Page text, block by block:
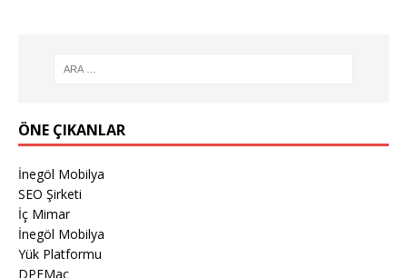
ÖNE ÇIKANLAR
İnegöl Mobilya
SEO Şirketi
İç Mimar
İnegöl Mobilya
Yük Platformu
DPFMac